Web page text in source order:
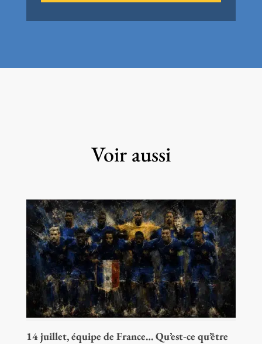
Voir aussi
14 juillet, équipe de France… Qu’est-ce qu’être